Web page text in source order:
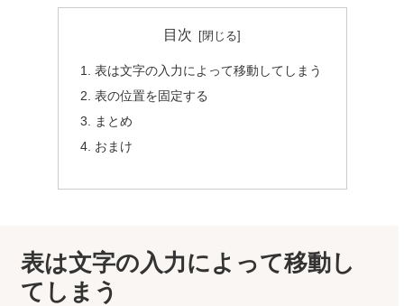
目次
表は文字の入力によって移動してしまう
表の位置を固定する
まとめ
おまけ
表は文字の入力によって移動し
てしまう